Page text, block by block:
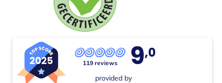
119 reviews 9,0
provided by